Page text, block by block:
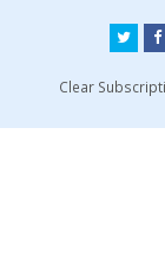
Clear